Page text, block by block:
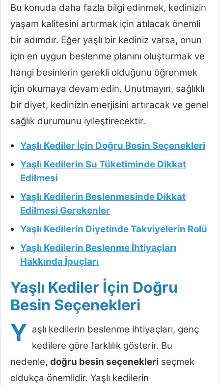
Bu konuda daha fazla bilgi edinmek, kedinizin
yaşam kalitesini artırmak için atılacak önemli
bir adımdır. Eğer yaşlı bir kediniz varsa, onun
için en uygun beslenme planını oluşturmak ve
hangi besinlerin gerekli olduğunu öğrenmek
için okumaya devam edin. Unutmayın, sağlıklı
bir diyet, kedinizin enerjisini artıracak ve genel
sağlık durumunu iyileştirecektir.
Yaşlı Kediler İçin Doğru Besin Seçenekleri
Yaşlı Kedilerin Su Tüketiminde Dikkat
Edilmesi
Yaşlı Kedilerin Beslenmesinde Dikkat
Edilmesi Gerekenler
Yaşlı Kedilerin Diyetinde Takviyelerin Rolü
Yaşlı Kedilerin Beslenme İhtiyaçları
Hakkında İpuçları
Yaşlı Kediler İçin Doğru
Besin Seçenekleri
Y aşlı kedilerin beslenme ihtiyaçları, genç
kedilere göre farklılık gösterir. Bu
nedenle, doğru besin seçenekleri seçmek
oldukça önemlidir. Yaşlı kedilerin